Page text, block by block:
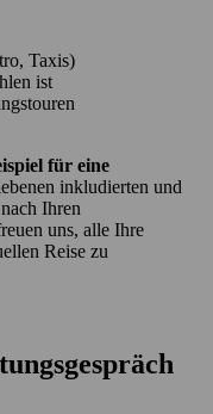
Taxis)
ist
für eine
inkludierten und
Ihren
uns, alle Ihre
Reise zu